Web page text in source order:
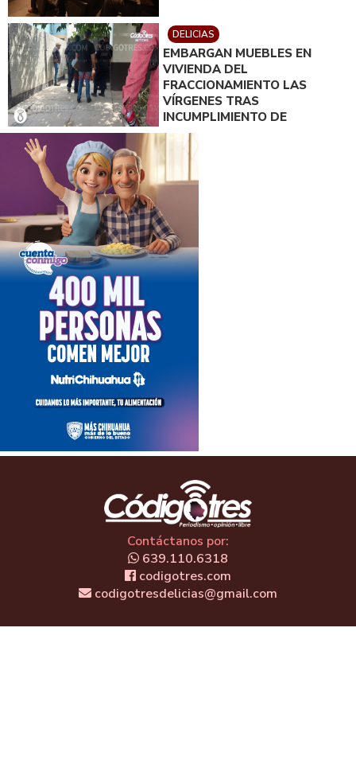
DELICIAS
EMBARGAN MUEBLES EN
VIVIENDA DEL
FRACCIONAMIENTO LAS
VÍRGENES TRAS
INCUMPLIMIENTO DE
ACUERDO DE PAGO
Contáctanos por:
639.110.6318
codigotres.com
codigotresdelicias@gmail.com